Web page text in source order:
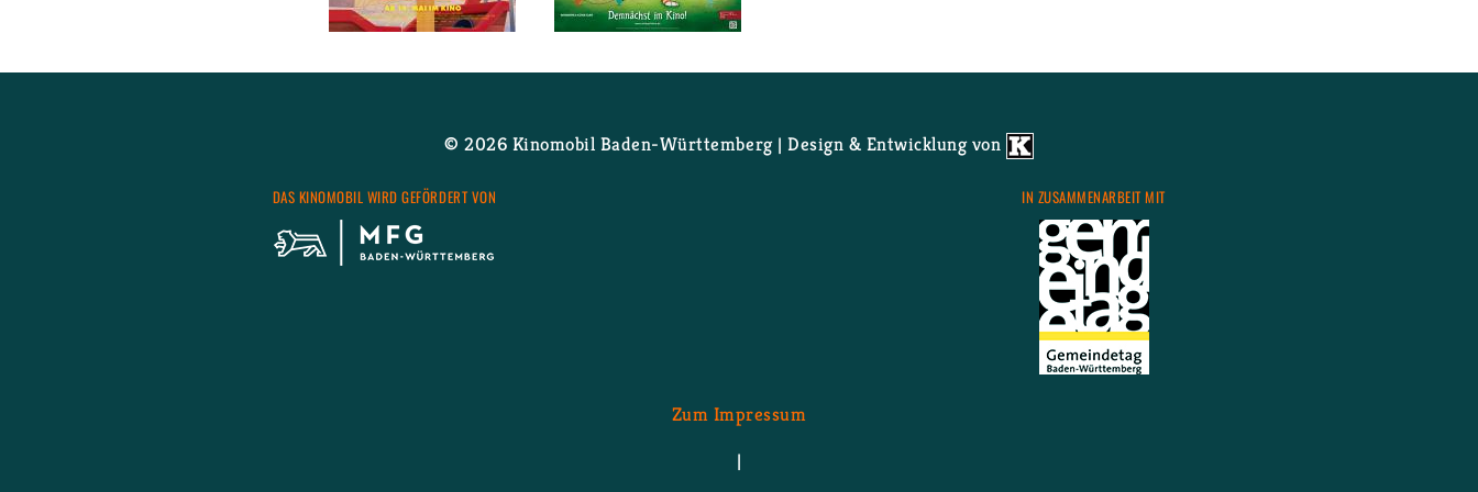
© 2026 Ki­no­mo­bil Ba­den-Würt­tem­berg | De­sign & Ent­wick­lung von
DAS KI­NO­MO­BIL WIRD GE­FÖR­DERT VON IN ZU­SAM­MEN­AR­BEIT MIT
Zum Im­pres­sum
|